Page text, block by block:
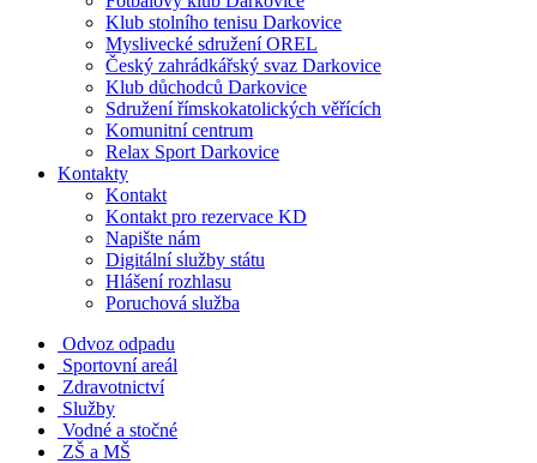
Klub stolního tenisu Darkovice
Myslivecké sdružení OREL
Český zahrádkářský svaz Darkovice
Klub důchodců Darkovice
Sdružení římskokatolických věřících
Komunitní centrum
Relax Sport Darkovice
Kontakty
Kontakt
Kontakt pro rezervace KD
Napište nám
Digitální služby státu
Hlášení rozhlasu
Poruchová služba
Odvoz odpadu
Sportovní areál
Zdravotnictví
Služby
Vodné a stočné
ZŠ a MŠ